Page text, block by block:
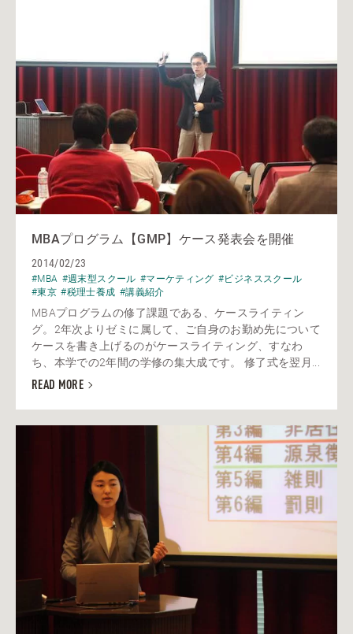
MBAプログラム【GMP】ケース発表会を開催
2014/02/23
#MBA #週末型スクール #マーケティング #ビジネススクール
#東京 #税理士養成 #講義紹介
MBAプログラムの修了課題である、ケースライティン
グ。2年次よりゼミに属して、ご自身のお勤め先について
ケースを書き上げるのがケースライティング、すなわ
ち、本学での2年間の学修の集大成です。 修了式を翌月...
READ MORE